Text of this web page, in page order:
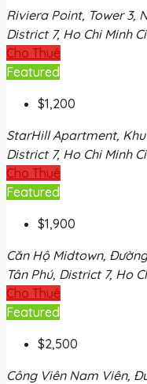
Riviera Point, Tower 3,
District 7, Ho Chi Minh
Cho Thuê
Featured
$1,200
StarHill Apartment,
District 7, Ho Chi Minh
Cho Thuê
Featured
$1,900
Căn Hộ Midtown,
Tân Phú, District 7, Ho
Cho Thuê
Featured
$2,500
Công Viên Nam Viên,